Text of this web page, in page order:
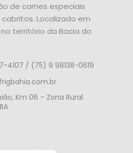
de carnes especiais
Localizado em
no território da Bacia do
4107 / (75) 9 98138-0619
Km 06 – Zona Rural